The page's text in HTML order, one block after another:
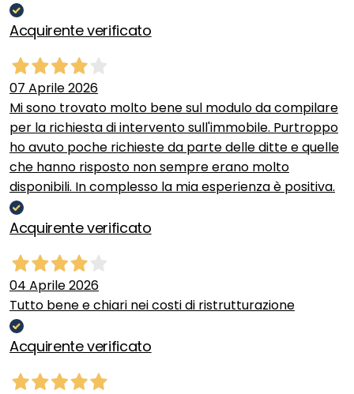
Acquirente verificato
07 Aprile 2026
Mi sono trovato molto bene sul modulo da compilare
per la richiesta di intervento sull'immobile. Purtroppo
ho avuto poche richieste da parte delle ditte e quelle
che hanno risposto non sempre erano molto
disponibili. In complesso la mia esperienza è positiva.
Acquirente verificato
04 Aprile 2026
Tutto bene e chiari nei costi di ristrutturazione
Acquirente verificato